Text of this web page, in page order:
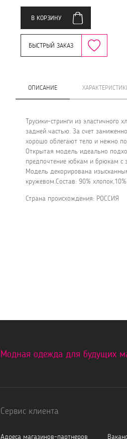
В КОРЗИНУ
БЫСТРЫЙ ЗАКАЗ
ОПИСАНИЕ
Трусики-стринги из эластичного
задней частью. За счет
хорошо облегают тело и нежно
Открытая модель идеально
предпочтение юбкам и брюкам с
Модель декорирована
кружевом.Состав: 90%
Страна происхождения: РОССИЯ
Модная одежда для будущих
Сервис клиента
Адреса магазинов-партнеров